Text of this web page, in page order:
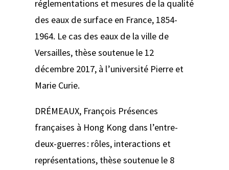
réglementations et mesures de la qualité
des eaux de surface en France, 1854-
1964. Le cas des eaux de la ville de
Versailles, thèse soutenue le 12
décembre 2017, à l’université Pierre et
Marie Curie.
DRÉMEAUX, François Présences
françaises à Hong Kong dans l’entre-
deux-guerres: rôles, interactions et
représentations, thèse soutenue le 8